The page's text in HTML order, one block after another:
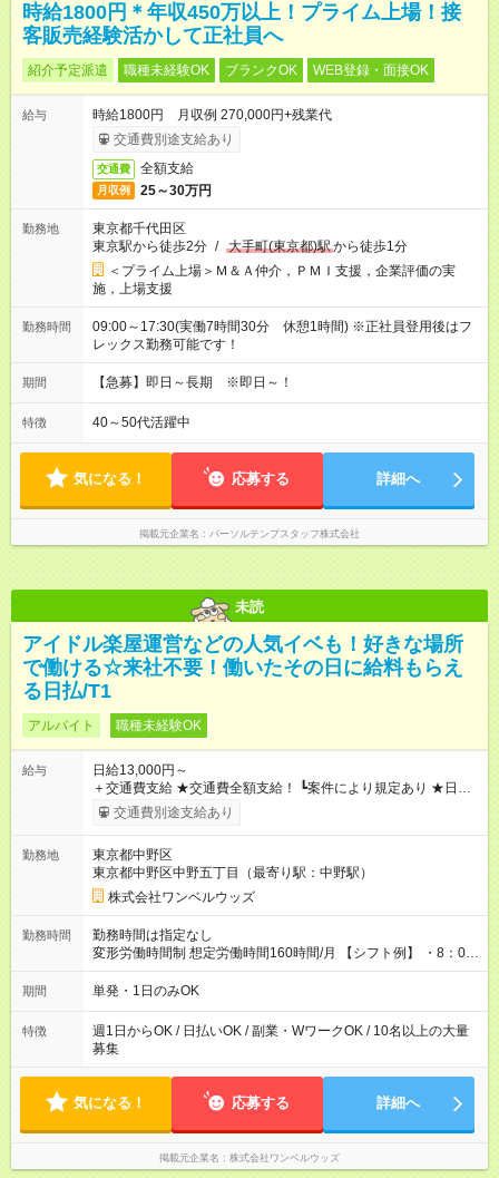
時給1800円＊年収450万以上！プライム上場！接
客販売経験活かして正社員へ
紹介予定派遣 職種未経験OK ブランクOK WEB登録・面接OK
給与
時給1800円 月収例 270,000円+残業代
交通費別途支給あり
交通費 全額支給
月収例 25～30万円
勤務地
東京都千代田区
東京駅から徒歩2分 / 大手町(東京都)駅から徒歩1分
＜プライム上場＞Ｍ＆Ａ仲介，ＰＭＩ支援，企業評価の実
施，上場支援
勤務時間
09:00～17:30(実働7時間30分 休憩1時間) ※正社員登用後はフ
レックス勤務可能です！
期間 【急募】即日～長期 ※即日～！
特徴 40～50代活躍中
気になる！ 応募する 詳細へ
掲載元企業名 パーソルテンプスタッフ株式会社
未読
アイドル楽屋運営などの人気イベも！好きな場所
で働ける☆来社不要！働いたその日に給料もらえ
る日払/T1
アルバイト 職種未経験OK
給与
日給13,000円～
＋交通費支給 ★交通費全額支給！ ┗案件により規定あり ★日払
いOK！（規定あり） ┗働いたその日に現金GET♪ お仕事後はコ
ンビニATMから 日払い分を引き落とせます！ 【試用期間】試
交通費別途支給あり
勤務地
東京都中野区
東京都中野区中野五丁目（最寄り駅：中野駅）
株式会社ワンベルウッズ
勤務時間
勤務時間は指定なし
変形労働時間制 想定労働時間160時間/月 【シフト例】 ・8：00
～21：00
期間 単発・1日のみOK
特徴
週1日からOK / 日払いOK / 副業・WワークOK / 10名以上の大量
募集
気になる！ 応募する 詳細へ
掲載元企業名 株式会社ワンベルウッズ